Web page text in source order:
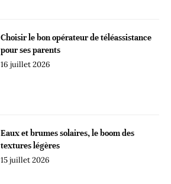
Choisir le bon opérateur de téléassistance
pour ses parents
16 juillet 2026
Eaux et brumes solaires, le boom des
textures légères
15 juillet 2026